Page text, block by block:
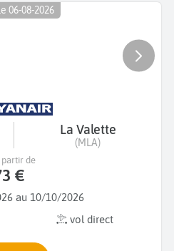
06-08-2026
La Valette
(MLA)
au 10/10/2026
vol direct
partir de
€